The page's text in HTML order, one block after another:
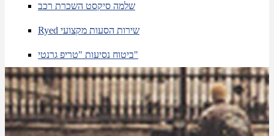
שלמה סיקסט השכרת רכב
Ryed שירות הסעות מקצועי
ביטוח נסיעות "טריפ גרנטי"